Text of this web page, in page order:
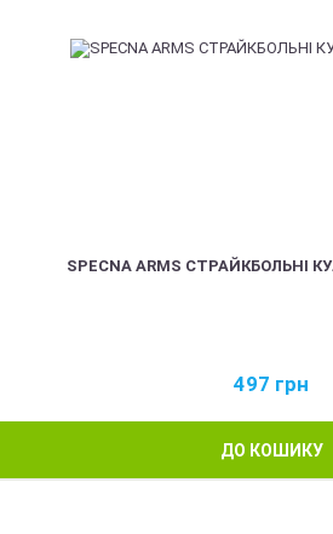
SPECNA ARMS СТРАЙКБОЛЬНІ
497 грн
ДО КОШИКУ